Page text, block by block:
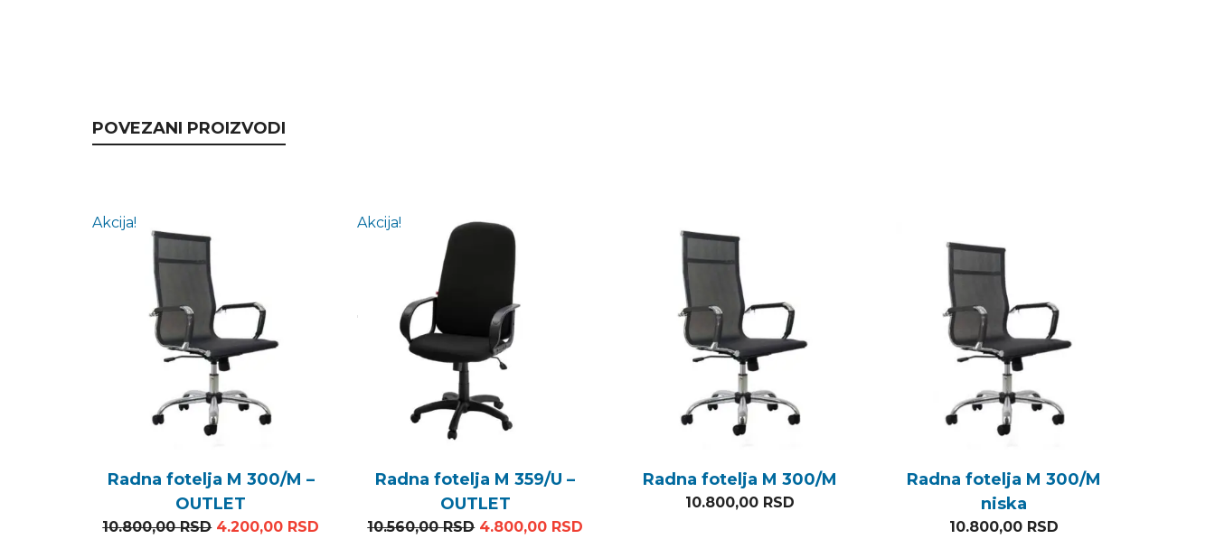
POVEZANI PROIZVODI
Akcija!
Radna fotelja M 300/M –
OUTLET
10.800,00RSD Originalna cena je bila: 10.800,00 RSD.
4.200,00 RSD Trenutna cena je: 4.200,00 RSD.
Akcija!
Radna fotelja M 359/U –
OUTLET
10.560,00RSD Originalna cena je bila: 10.560,00 RSD.
4.800,00 RSD
Radna fotelja M 300/M
10.800,00 RSD
Radna fotelja M 300/M
niska
10.800,00 RSD